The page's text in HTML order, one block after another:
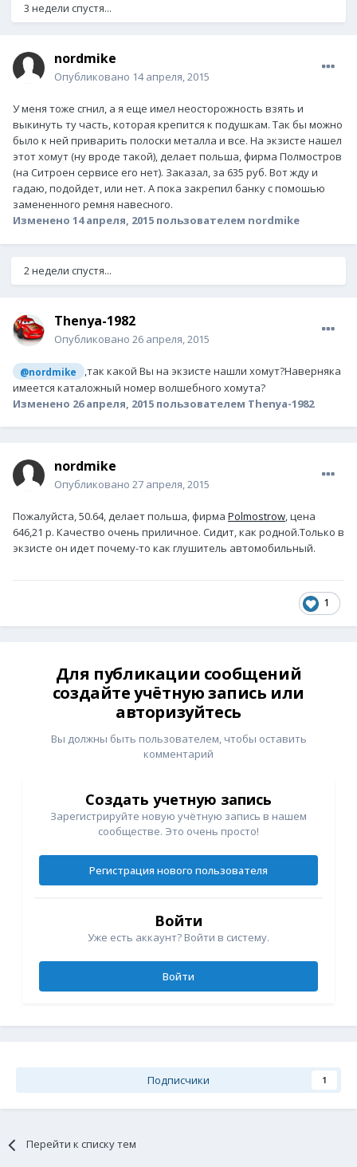
3 недели спустя...
nordmike
Опубликовано 14 апреля, 2015
У меня тоже сгнил, а я еще имел неосторожность взять и
выкинуть ту часть, которая крепится к подушкам. Так бы можно
было к ней приварить полоски металла и все. На экзисте нашел
этот хомут (ну вроде такой), делает польша, фирма Полмостров
(на Ситроен сервисе его нет). Заказал, за 635 руб. Вот жду и
гадаю, подойдет, или нет. А пока закрепил банку с помошью
замененного ремня навесного.
Изменено 14 апреля, 2015 пользователем nordmike
2 недели спустя...
Thenya-1982
Опубликовано 26 апреля, 2015
@nordmike
,так какой Вы на экзисте нашли хомут?Наверняка
имеется каталожный номер волшебного хомута?
Изменено 26 апреля, 2015 пользователем Thenya-1982
nordmike
Опубликовано 27 апреля, 2015
Пожалуйста, 50.64, делает польша, фирма Polmostrow, цена
646,21 р. Качество очень приличное. Сидит, как родной.Только в
экзисте он идет почему-то как глушитель автомобильный.
1
Для публикации сообщений
создайте учётную запись или
авторизуйтесь
Вы должны быть пользователем, чтобы оставить
комментарий
Создать учетную запись
Зарегистрируйте новую учётную запись в нашем
сообществе. Это очень просто!
Регистрация нового пользователя
Войти
Уже есть аккаунт? Войти в систему.
Войти
Подписчики 1
Перейти к списку тем